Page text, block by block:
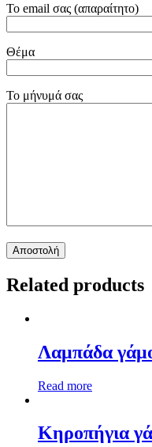
Το email σας (απαραίτητο)
Θέμα
Το μήνυμά σας
Related products
Λαμπάδα
Read more
Κηροπήγια